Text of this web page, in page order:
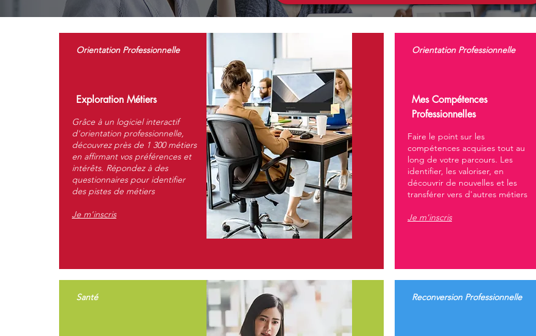
Orientation Professionnelle
Exploration Métiers
Grâce à un logiciel interactif
d'orientation professionnelle,
découvrez près de 1 300 métiers
en affirmant vos préférences et
intérêts. Répondez à des
questionnaires pour identifier
des pistes de métiers
Je m'inscris
Santé
Orientation Professionnelle
Mes Compétences
Professionnelles
Faire le point sur les
compétences acquises tout au
long de votre parcours. Les
identifier, les valoriser, en
découvrir de nouvelles et les
transférer vers d'autres métiers
Je m'inscris
Reconversion Professionnelle